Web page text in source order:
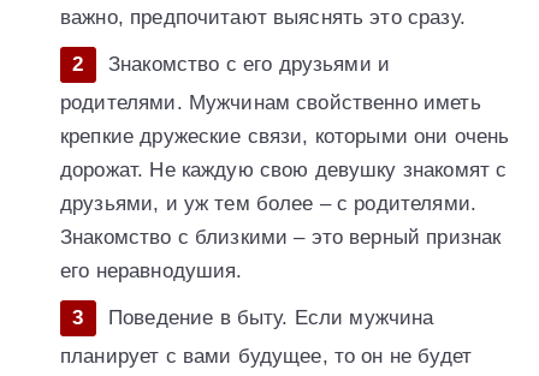
важно, предпочитают выяснять это сразу.
Знакомство с его друзьями и
родителями. Мужчинам свойственно иметь
крепкие дружеские связи, которыми они очень
дорожат. Не каждую свою девушку знакомят с
друзьями, и уж тем более – с родителями.
Знакомство с близкими – это верный признак
его неравнодушия.
Поведение в быту. Если мужчина
планирует с вами будущее, то он не будет